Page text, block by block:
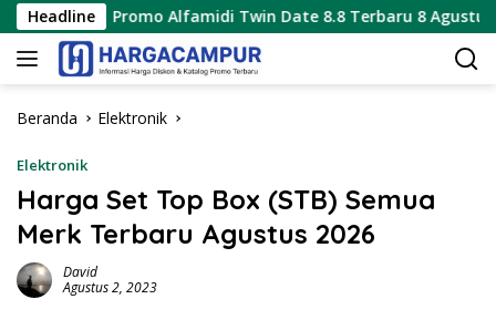
Langsung
ke
konten
Headline
Promo Alfamidi Twin Date 8.8 Terbaru 8 Agustus 2026 Hanya
Beranda Elektronik
Elektronik
Harga Set Top Box (STB) Semua
Merk Terbaru Agustus 2026
David
Agustus 2, 2023